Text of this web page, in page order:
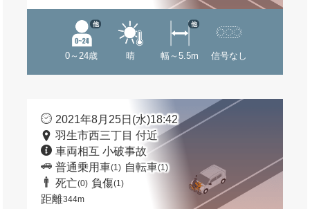
0～24歳
他
晴 幅～5.5m
他
信号なし
2021年8月25日(水)18:42
羽生市西三丁目 付近
車両相互 小破事故
普通乗用車(1) 自転車(1)
死亡(0) 負傷(1)
距離344m